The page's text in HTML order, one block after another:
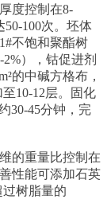
度控制在8-
100次。坯体
不饱和聚酯树
），钴促进剂
的中碱方格布，
10-12层。固化
30-45分钟，完
的重量比控制在
性能可添加石英
过树脂量的